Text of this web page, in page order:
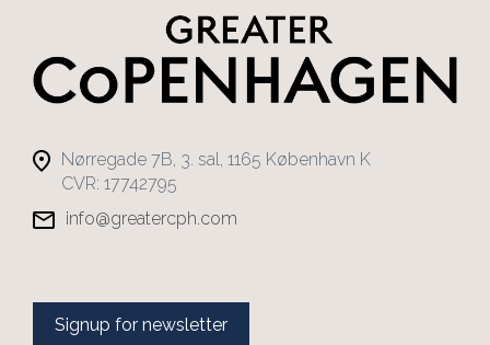
Nørregade 7B, 3. sal, 1165 København K
CVR: 17742795
info@greatercph.com
Signup for newsletter